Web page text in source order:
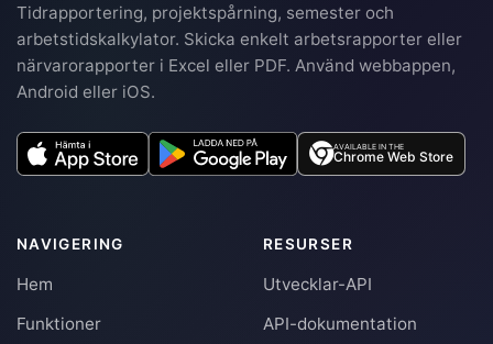
Tidrapportering, projektspårning, semester och
arbetstidskalkylator. Skicka enkelt arbetsrapporter eller
närvarorapporter i Excel eller PDF. Använd webbappen,
Android eller iOS.
AVAILABLE IN THE
Chrome Web Store
NAVIGERING
Hem
Funktioner
RESURSER
Utvecklar-API
API-dokumentation